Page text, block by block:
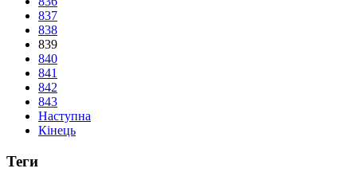
837
838
839
840
841
842
843
Наступна
Кінець
Теги